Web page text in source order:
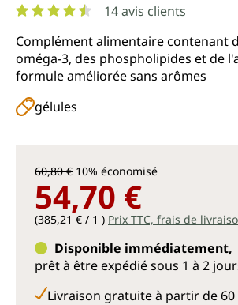
14 avis clients
Complément alimentaire contenant
oméga-3, des phospholipides et de
formule améliorée sans arômes
gélules
60,80 € 10% économisé
54,70 €
(385,21 € / 1 ) Prix TTC, frais de
Disponible immédiatement,
prêt à être expédié sous 1 à 2
Livraison gratuite à partir de 60